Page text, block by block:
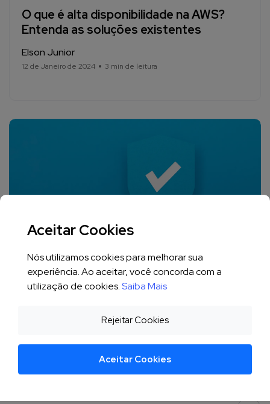
Aceitar Cookies
Nós utilizamos cookies para melhorar sua
experiência. Ao aceitar, você concorda com a
utilização de cookies.Saiba Mais
Rejeitar Cookies
Aceitar Cookies
O que é alta disponibilidade na AWS?
Entenda as soluções existentes
Elson Junior
12 de Janeiro de 2024 3 min de leitura
Cibersegurança
Protegendo as informações da sua
2 de Janeiro de 2024 4 min de leitura